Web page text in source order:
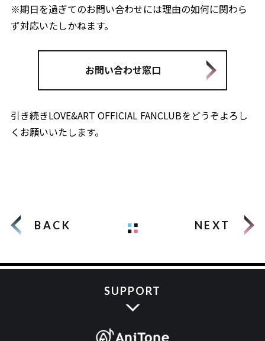
※期日を過ぎてのお問い合わせには理由の如何に関わら
ず対応いたしかねます。
お問い合わせ窓口
引き続きLOVE&ART OFFICIAL FANCLUBをどうぞよろし
くお願いいたします。
BACK NEXT
SUPPORT